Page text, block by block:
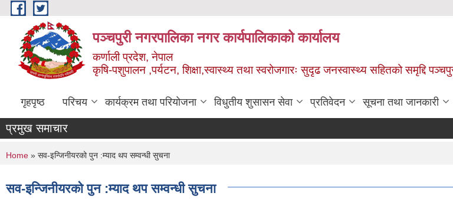
Skip to main content
पञ्चपुरी नगरपालिका नगर कार्यपालिकाको कार्यालय
कर्णाली प्रदेश, नेपाल
कृषि-पशुपालन ,पर्यटन, शिक्षा,स्वास्थ्य तथा स्वरोजगारः सुदृढ जनस्वास्थ्य सहितको समृद्दि
गृहपृष्ठ परिचय कार्यक्रम तथा परियोजना विधुतीय शुसासन सेवा प्रतिवेदन सूचना तथा जानकारी
प्रमुख समाचार
You are here
Home » सव-इन्जिनीयरको पुन :म्याद थप सम्वन्धी सुचना
सव-इन्जिनीयरको पुन :म्याद थप सम्वन्धी सुचना